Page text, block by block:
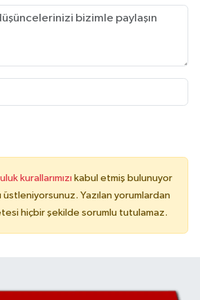
kurallarımızı kabul etmiş bulunuyor
Yazılan yorumlardan
hiçbir şekilde sorumlu tutulamaz.